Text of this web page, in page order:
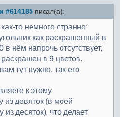
#614185 писал(а):
то немного странно:
как раскрашенный в
в нём напрочь отсутствует,
в 9 цветов.
тут нужно, так его
к этому
из девяток (в моей
из десяток), что делает